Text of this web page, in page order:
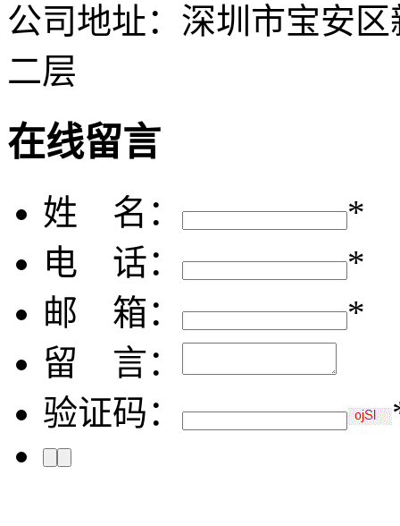
公司地址：深圳市宝安
二层
在线留言
姓 名：
*
电 话：
*
邮 箱：
*
留 言：
验证码：